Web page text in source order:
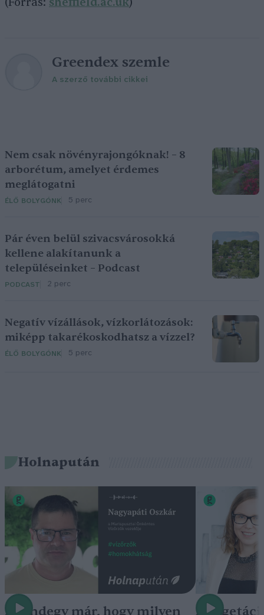
Greendex szemle
A szerző további cikkei
Nem csak növényrajongóknak! – 8
arborétum, amelyet érdemes
meglátogatni
ÉLŐ BOLYGÓNK 5 perc
Pár éven belül szivacsvárosokká
kellene alakítanunk a
településeinket – Podcast
PODCAST 2 perc
Negatív vízállások, vízkorlátozások:
miképp takarékoskodhatsz a vízzel?
ÉLŐ BOLYGÓNK 5 perc
Holnapután
„Mindegy már, hogy milyen
A